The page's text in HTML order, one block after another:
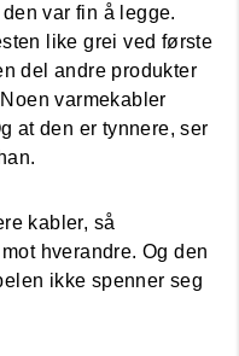
var fin å legge.
like grei ved første
del andre produkter
varmekabler
at den er tynnere, ser
kabler, så
hverandre. Og den
ikke spenner seg